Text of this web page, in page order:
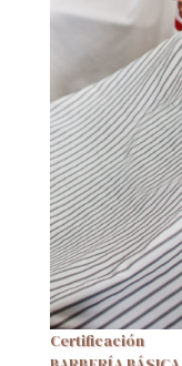
Certificación